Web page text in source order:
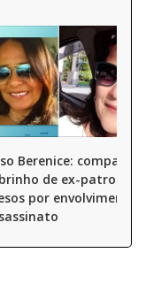
Berenice:
de ex-patroa
por envolvimento